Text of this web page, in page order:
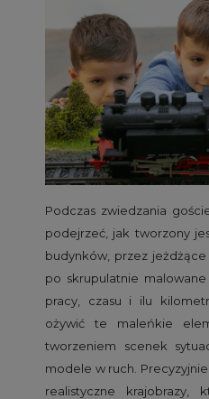
Podczas zwiedzania
podejrzeć, jak tworzony
budynków, przez
po skrupulatnie
pracy, czasu i ilu
ożywić te maleńkie
tworzeniem scenek
modele w ruch.
realistyczne